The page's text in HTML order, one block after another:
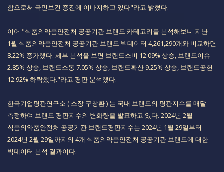
함으로써 국민보건 증진에 이바지하고 있다"라고 밝혔다.​​
​이어 "식품의약품안전처 공공기관 브랜드 카테고리를 분석해보니 지난
1월 식품의약품안전처 공공기관 브랜드 빅데이터 4,261,290개와 비교하면
8.22% 증가했다. 세부 분석을 보면 브랜드소비 12.09% 상승, 브랜드이슈
2.85% 상승, 브랜드소통 7.05% 상승, 브랜드확산 9.25% 상승, 브랜드공헌
12.92% 하락했다."라고 평판 분석했다.
​​​​한국기업평판연구소 ( 소장 구창환 ) 는 국내 브랜드의 평판지수를 매달
측정하여 브랜드 평판지수의 변화량을 발표하고 있다. 2024년 2월
식품의약품안전처 공공기관 브랜드평판지수는 2024년 1월 29일부터
2024년 2월 29일까지의 4개 식품의약품안전처 공공기관 브랜드에 대한
빅데이터 분석 결과이다.​